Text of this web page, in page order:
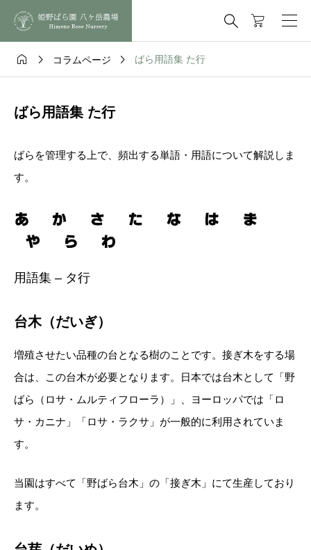

  コラムページ  ばら用語集 た行
ばら用語集 た行
ばらを管理する上で、頻出する単語・用語について解説しま
す。
用語集 – タ行
台木（だいぎ）
増殖させたい品種の台となる樹のことです。接ぎ木をする場
合は、この台木が必要となります。日本では台木として「野
ばら（ロサ・ムルティフローラ）」、ヨーロッパでは「ロ
サ・カニナ」「ロサ・ラクサ」が一般的に利用されていま
す。
当園はすべて「野ばら台木」の「接ぎ木」にて生産しており
ます。